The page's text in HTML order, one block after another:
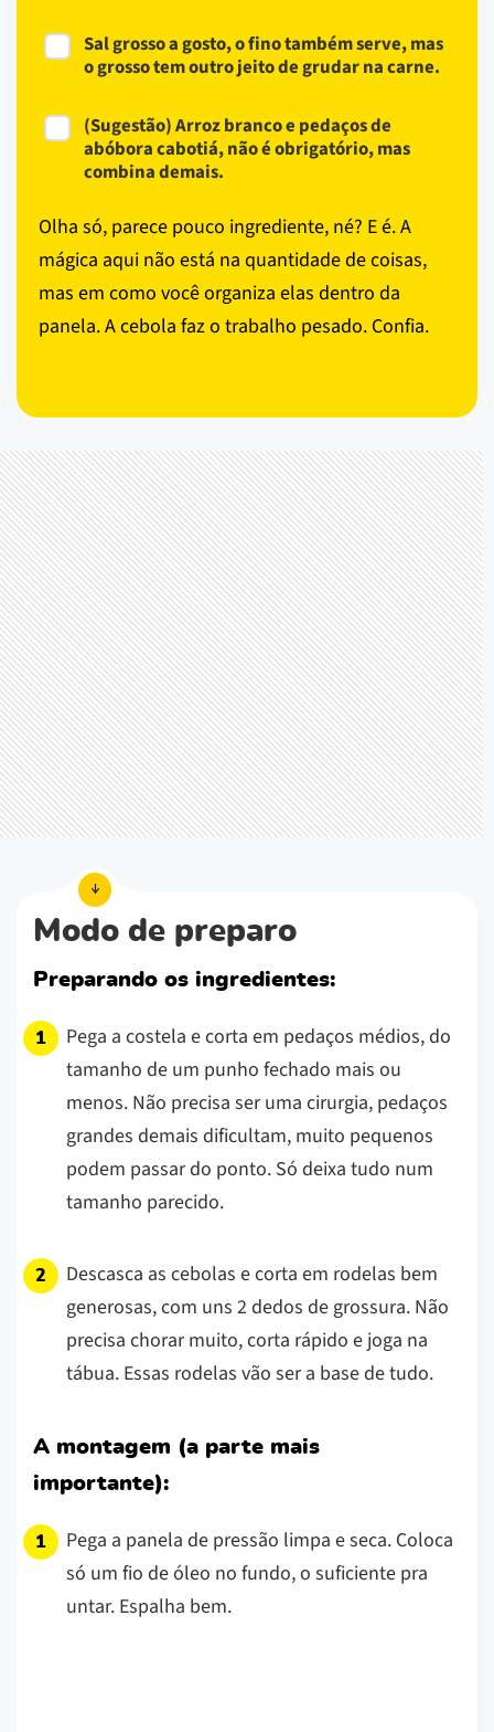
Sal grosso a gosto, o fino também serve, mas
o grosso tem outro jeito de grudar na carne.
(Sugestão) Arroz branco e pedaços de
abóbora cabotiá, não é obrigatório, mas
combina demais.
Olha só, parece pouco ingrediente, né? E é. A
mágica aqui não está na quantidade de coisas,
mas em como você organiza elas dentro da
panela. A cebola faz o trabalho pesado. Confia.
Modo de preparo
Preparando os ingredientes:
Pega a costela e corta em pedaços médios, do
tamanho de um punho fechado mais ou
menos. Não precisa ser uma cirurgia, pedaços
grandes demais dificultam, muito pequenos
podem passar do ponto. Só deixa tudo num
tamanho parecido.
Descasca as cebolas e corta em rodelas bem
generosas, com uns 2 dedos de grossura. Não
precisa chorar muito, corta rápido e joga na
tábua. Essas rodelas vão ser a base de tudo.
A montagem (a parte mais
importante):
Pega a panela de pressão limpa e seca. Coloca
só um fio de óleo no fundo, o suficiente pra
untar. Espalha bem.